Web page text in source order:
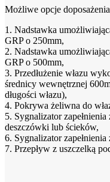
Możliwe opcje
1. Nadstawka
GRP o 250mm,
2. Nadstawka
GRP o 500mm,
3. Przedłużenie włazu
średnicy wewnętrznej
długości włazu),
4. Pokrywa żeliwna do
5. Sygnalizator
deszczówki lub ścieków,
6. Sygnalizator
7. Przepływ z uszczelką